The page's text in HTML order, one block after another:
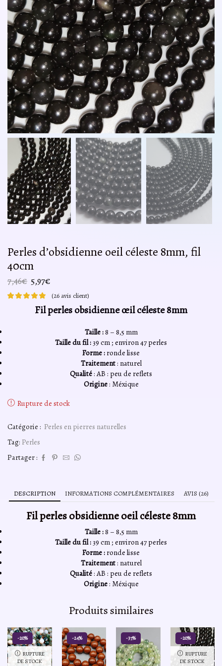
Perles d’obsidienne oeil céleste 8mm, fil
40cm
7,46€ Le
prix
initial
était :
5,97€
prix
actuel
est :
(26 avis client)
Fil perles obsidienne œil céleste 8mm
Taille :8 – 8,5 mm
Taille du fil :39 cm ; environ 47 perles
Forme : ronde lisse
Traitement: naturel
Qualité: AB : peu de reflets
Origine: Méxique
Rupture de stock
Catégorie : Perles en pierres naturelles
Tag: Perles
Partager :
DESCRIPTION INFORMATIONS COMPLÉMENTAIRES AVIS (26)
Fil perles obsidienne oeil céleste 8mm
Taille :8 – 8,5 mm
Taille du fil :39 cm ; environ 47 perles
Forme : ronde lisse
Traitement: naturel
Qualité: AB : peu de reflets
Origine: Méxique
Produits similaires
RUPTURE
DE STOCK
-20% -24% -37%
RUPTURE
DE STOCK
-20%